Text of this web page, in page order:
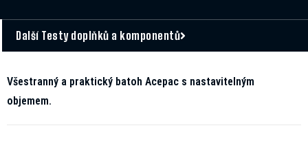
Další Testy doplňků a komponentů
Všestranný a praktický batoh Acepac s nastavitelným
objemem.